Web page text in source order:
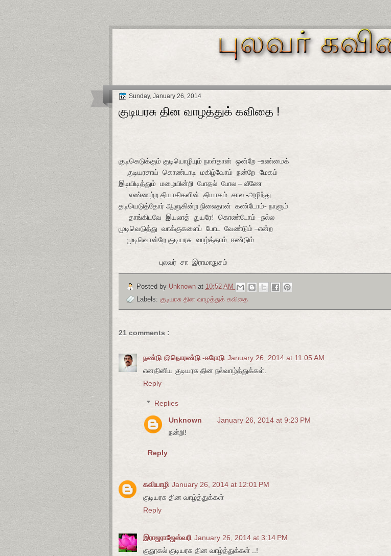
Sunday, January 26, 2014
குடியரசு தின வாழத்துக் கவிதை !
குடிகெடுக்கும் குடியொழியும் நாள்தான் ஒன்றே –உண்மைக்
குடியரசாய் கொண்டாடி மகிழ்வோம் நன்றே -மேகம்
இடியிடித்தும் மழையின்றி போதல் போல – வீணே
எண்ணற்ற தியாகிகளின் தியாகம் சால -அழிந்து
தடியெடுத்தோர் ஆளுகின்ற நிலைதான் கண்டோம்- நாளும்
தாங்கிடவே இயலாத் துயரே!
கொண்டோம் –நல்ல
முடிவெடுத்து வாக்குகளைப் போட
வேண்டும் –என்ற
முடிவொன்றே குடியரசு வாழ்த்தாம் ஈண்டும்
புலவர் சா இராமாநுசம்
Posted by Unknown at 10:52 AM
Labels: குடியரசு தின வாழத்துக் கவிதை
21 comments :
நண்டு @நொரண்டு -ஈரோடு January 26, 2014 at 11:05 AM
எனதினிய குடியரசு தின நல்வாழ்த்துக்கள்.
Reply
Replies
Unknown
January 26, 2014 at 9:23 PM
நன்றி!
Reply
கவியாழி January 26, 2014 at 12:01 PM
குடியரசு தின வாழ்த்துக்கள்
Reply
இராஜராஜேஸ்வரி January 26, 2014 at 3:14 PM
குதூகல் குடியரசு தின வாழ்த்துக்கள் ..!